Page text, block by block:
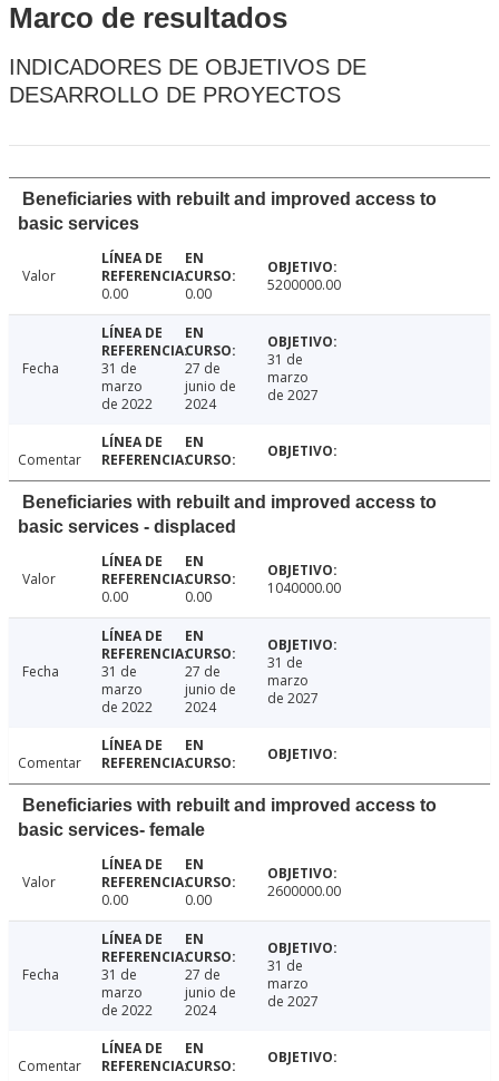
Marco de resultados
INDICADORES DE OBJETIVOS DE
DESARROLLO DE PROYECTOS
Beneficiaries with rebuilt and improved access to
basic services
Valor
0.00
0.00 5200000.00
Fecha
31 de
marzo
de 2022
27 de
junio de
2024
31 de
marzo
de 2027
Comentar
Beneficiaries with rebuilt and improved access to
basic services - displaced
Valor
0.00
0.00 1040000.00
Fecha
31 de
marzo
de 2022
27 de
junio de
2024
31 de
marzo
de 2027
Comentar
Beneficiaries with rebuilt and improved access to
basic services- female
Valor
0.00
0.00 2600000.00
Fecha
31 de
marzo
de 2022
27 de
junio de
2024
31 de
marzo
de 2027
Comentar